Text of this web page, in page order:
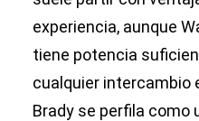
experiencia, aunque
tiene potencia
cualquier intercambio
Brady se perfila como